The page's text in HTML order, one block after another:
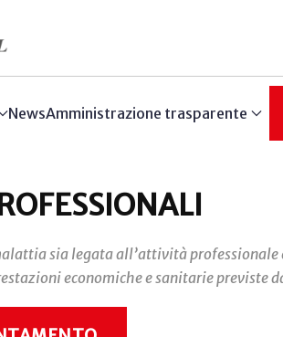
NewsAmministrazione trasparente
sia legata all’attività professionale
economiche e sanitarie previste